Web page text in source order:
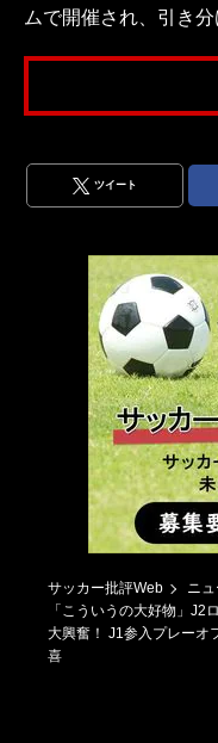
ムで開催され、引き
ツイート
サッカー批評Web ニ
「こういうの大好物」J2
大興奮！ J1参入プレーオ
喜